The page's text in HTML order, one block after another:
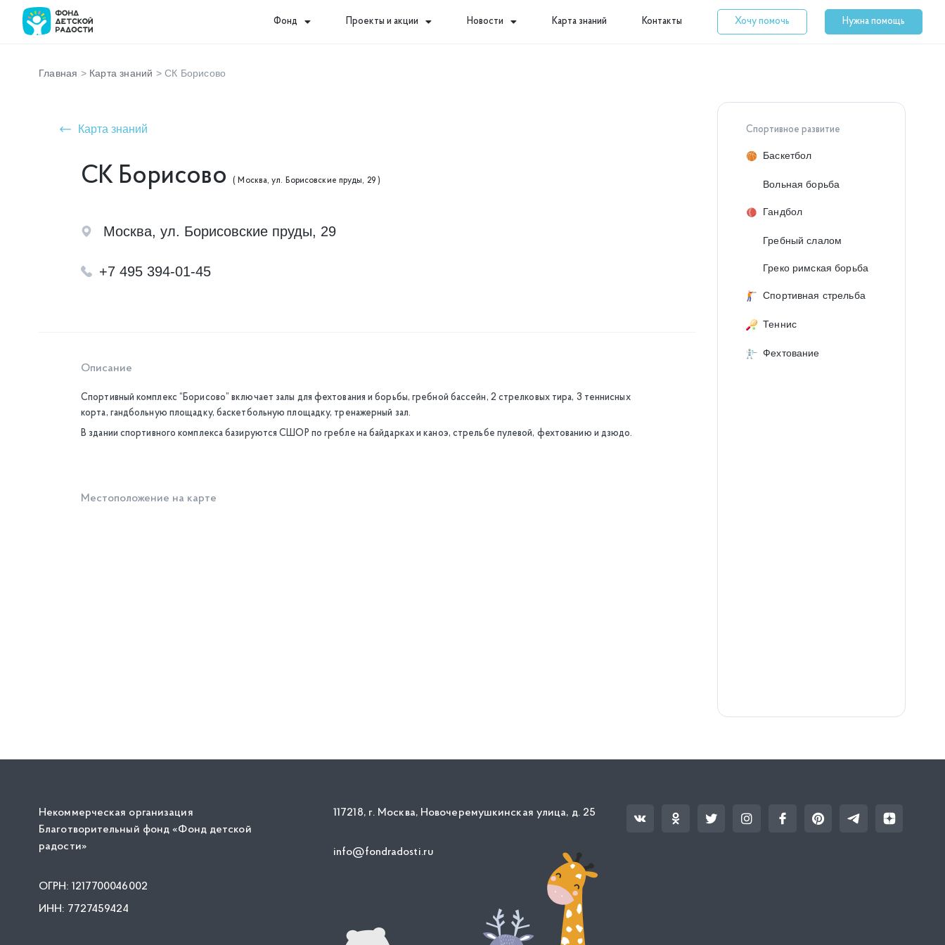
Фонд Проекты и акции Новости Карта знаний Контакты Хочу помочь Нужна помощь
Главная > Карта знаний >СК Борисово
Карта знаний
СК Борисово( Москва, ул. Борисовские пруды, 29 )
Москва, ул. Борисовские пруды, 29
+7 495 394-01-45
Описание
Спортивный комплекс “Борисово” включает залы для фехтования и борьбы, гребной бассейн, 2 стрелковых тира, 3 теннисных
корта, гандбольную площадку, баскетбольную площадку, тренажерный зал.
В здании спортивного комплекса базируются СШОР по гребле на байдарках и каноэ, стрельбе пулевой, фехтованию и дзюдо.
Местоположение на карте
Спортивное развитие
Баскетбол
Вольная борьба
Гандбол
Гребный слалом
Греко римская борьба
Спортивная стрельба
Теннис
Фехтование
Некоммерческая организация
Благотворительный фонд «Фонд детской
радости»
ОГРН: 1217700046002
ИНН: 7727459424
117218, г. Москва, Новочеремушкинская улица, д. 25
info@fondradosti.ru